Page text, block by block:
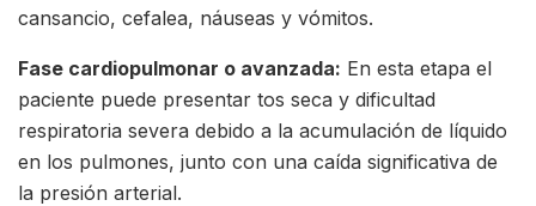
cansancio, cefalea, náuseas y vómitos.
Fase cardiopulmonar o avanzada: En esta etapa el
paciente puede presentar tos seca y dificultad
respiratoria severa debido a la acumulación de líquido
en los pulmones, junto con una caída significativa de
la presión arterial.